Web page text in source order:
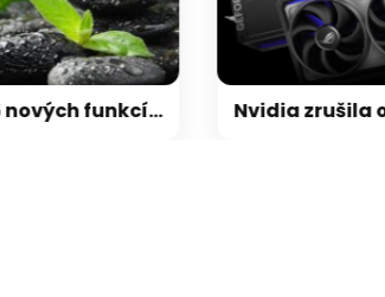
Zen 6 přinese 5 nových funkcí pro vyšší stabilitu výkonu, nejen herního